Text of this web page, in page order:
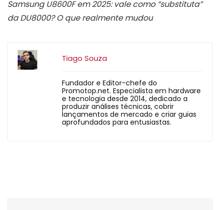
Samsung U8600F em 2025: vale como “substituta”
da DU8000? O que realmente mudou
Tiago Souza
Fundador e Editor-chefe do
Promotop.net. Especialista em hardware
e tecnologia desde 2014, dedicado a
produzir análises técnicas, cobrir
lançamentos de mercado e criar guias
aprofundados para entusiastas.